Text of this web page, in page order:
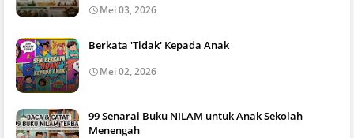
Mei 03, 2026
Berkata 'Tidak' Kepada Anak
Mei 02, 2026
99 Senarai Buku NILAM untuk Anak Sekolah
Menengah